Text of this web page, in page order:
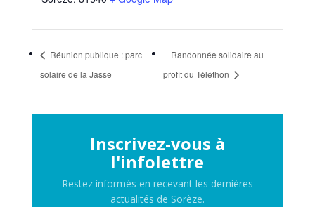
Réunion publique : parc
solaire de la Jasse
Randonnée solidaire au
profit du Téléthon
Inscrivez-vous à
l'infolettre
Restez informés en recevant les dernières
actualités de Sorèze.